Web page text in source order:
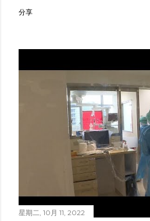
分享
星期二, 10月 11, 2022